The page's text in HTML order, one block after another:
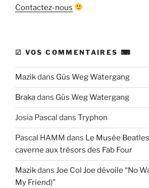
Contactez-nous
☑ VOS COMMENTAIRES ⌨
Mazikdans Güs Weg Watergang
Brakadans Güs Weg Watergang
Josia Pascal dans Tryphon
Pascal HAMM dans Le Musée
caverne aux trésors des Fab Four
Mazikdans Joe Col Joe dévoile “No
My Friend)”